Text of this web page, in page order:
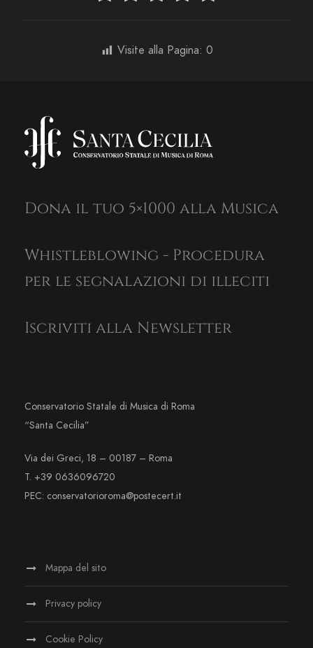
Visite alla Pagina: 0
Dona il tuo 5×1000 alla Musica
Whistleblowing - Procedura
per le segnalazioni di illeciti
Iscriviti alla Newsletter
Conservatorio Statale di Musica di Roma
“Santa Cecilia”
Via dei Greci, 18 – 00187 – Roma
T. +39 0636096720
PEC: conservatorioroma@postecert.it
Mappa del sito
Privacy policy
Cookie Policy